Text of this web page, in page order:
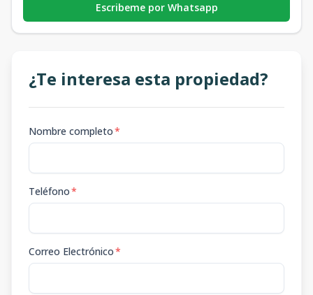
Escribeme por Whatsapp
¿Te interesa esta propiedad?
Nombre completo*
Teléfono*
Correo Electrónico*